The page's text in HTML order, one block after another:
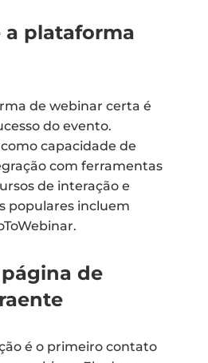
a plataforma
de webinar certa é
do evento.
capacidade de
com ferramentas
de interação e
populares incluem
de
é o primeiro contato